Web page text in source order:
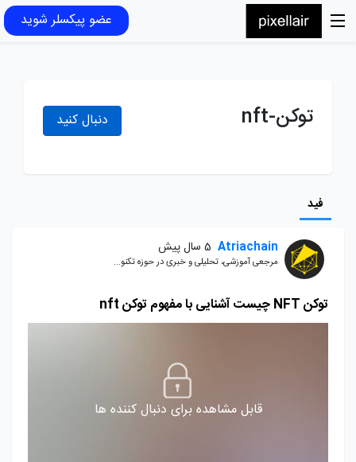
عضو پیکسلر شوید
توکن-nft دنبال کنید
فید
Atriachain 5 سال پیش
مرجعی آموزشی، تحلیلی و خبری در حوزه تکنو...
توکن NFT چیست آشنایی با مفهوم توکن nft
قابل مشاهده برای دنبال کننده ها